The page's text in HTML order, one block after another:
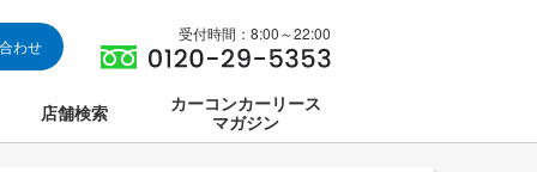
わせ
受付時間：8:00～22:00
店舗検索
カーコンカーリース
マガジン